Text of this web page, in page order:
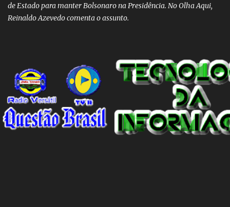
de Estado para manter Bolsonaro na Presidência. No Olha Aqui,
Reinaldo Azevedo comenta o assunto.